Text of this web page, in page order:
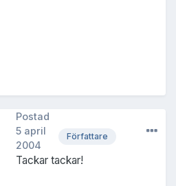
Författare
Postad
5 april
2004
Tackar tackar!